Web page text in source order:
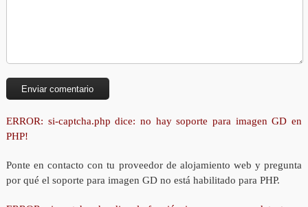
ERROR: si-captcha.php dice: no hay soporte para imagen GD en
PHP!
Ponte en contacto con tu proveedor de alojamiento web y pregunta
por qué el soporte para imagen GD no está habilitado para PHP.